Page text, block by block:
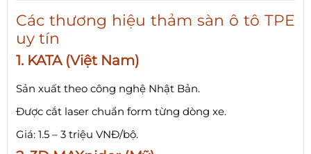
Các thương hiệu thảm sàn ô tô TPE
uy tín
1. KATA (Việt Nam)
Sản xuất theo công nghệ Nhật Bản.
Được cắt laser chuẩn form từng dòng xe.
Giá: 1.5 – 3 triệu VNĐ/bộ.